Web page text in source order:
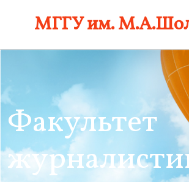
МГГУ им.
Факультет